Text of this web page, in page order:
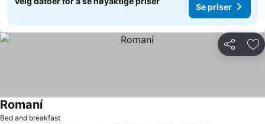
Se priser
Del
Bed and breakfast
RomaníSe priser